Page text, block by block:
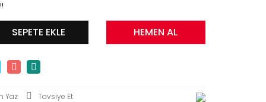
SEPETE EKLE HEMEN AL
Yaz Tavsiye Et